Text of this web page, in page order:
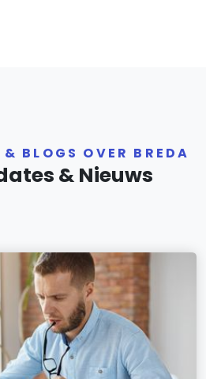
BLOGS OVER BREDA
& Nieuws